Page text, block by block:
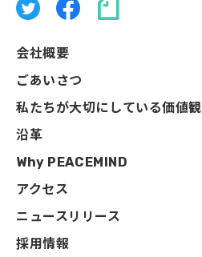
会社概要
ごあいさつ
私たちが大切にしている価値観
沿革
Why PEACEMIND
アクセス
ニュースリリース
採用情報